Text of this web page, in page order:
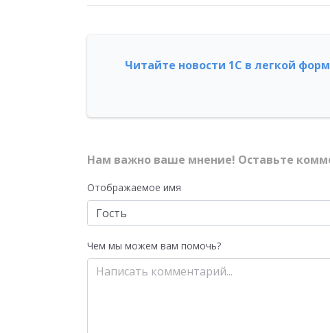
Читайте новости 1С в легкой
Нам важно ваше мнение! Оставьте
Отображаемое имя
Чем мы можем вам помочь?